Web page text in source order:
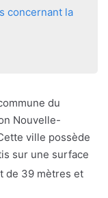
concernant la
du
Nouvelle-
ville possède
sur une surface
de 39 mètres et